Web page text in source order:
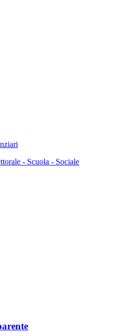
- Scuola - Sociale